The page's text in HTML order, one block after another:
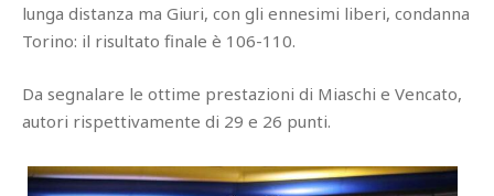
lunga distanza ma Giuri, con gli ennesimi liberi, condanna
Torino: il risultato finale è 106-110.
Da segnalare le ottime prestazioni di Miaschi e Vencato,
autori rispettivamente di 29 e 26 punti.